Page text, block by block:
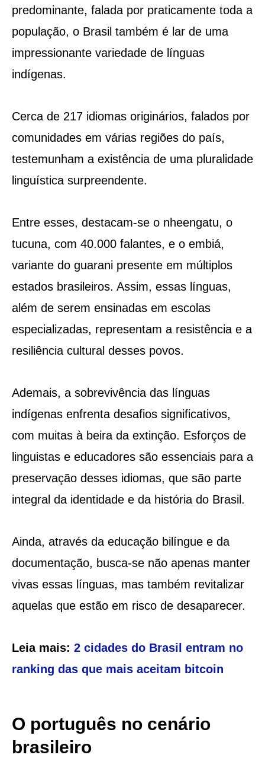
predominante, falada por praticamente toda a
população, o Brasil também é lar de uma
impressionante variedade de línguas
indígenas.
Cerca de 217 idiomas originários, falados por
comunidades em várias regiões do país,
testemunham a existência de uma pluralidade
linguística surpreendente.
Entre esses, destacam-se o nheengatu, o
tucuna, com 40.000 falantes, e o embiá,
variante do guarani presente em múltiplos
estados brasileiros. Assim, essas línguas,
além de serem ensinadas em escolas
especializadas, representam a resistência e a
resiliência cultural desses povos.
Ademais, a sobrevivência das línguas
indígenas enfrenta desafios significativos,
com muitas à beira da extinção. Esforços de
linguistas e educadores são essenciais para a
preservação desses idiomas, que são parte
integral da identidade e da história do Brasil.
Ainda, através da educação bilíngue e da
documentação, busca-se não apenas manter
vivas essas línguas, mas também revitalizar
aquelas que estão em risco de desaparecer.
Leia mais: 2 cidades do Brasil entram no
ranking das que mais aceitam bitcoin
O português no cenário
brasileiro